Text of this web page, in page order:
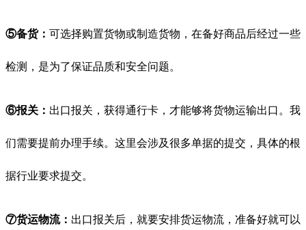
⑤备货： 可选择购置货物或制造货物，在备好商品后经过一些
检测，是为了保证品质和安全问题。
⑥报关： 出口报关，获得通行卡，才能够将货物运输出口。我
们需要提前办理手续。这里会涉及很多单据的提交，具体的根
据行业要求提交。
⑦货运物流： 出口报关后，就要安排货运物流，准备好就可以